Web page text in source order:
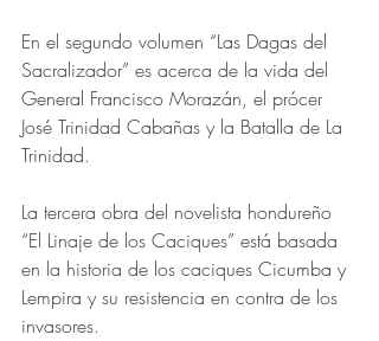
En el segundo volumen “Las Dagas del
Sacralizador” es acerca de la vida del
General Francisco Morazán, el prócer
José Trinidad Cabañas y la Batalla de La
Trinidad.
La tercera obra del novelista hondureño
“El Linaje de los Caciques” está basada
en la historia de los caciques Cicumba y
Lempira y su resistencia en contra de los
invasores.